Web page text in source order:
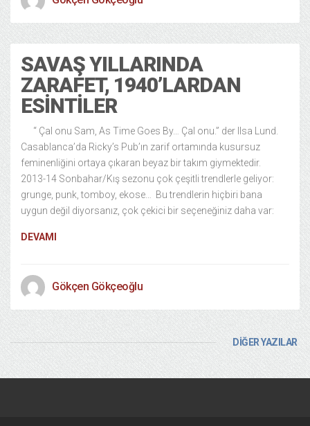
SAVAŞ YILLARINDA
ZARAFET, 1940’LARDAN
ESINTILER
“ Çal onu Sam, As Time Goes By… Çal onu.” der Ilsa Lund.
Casablanca’da Ricky’s Pub’ın zarif ortamında kusursuz
feminenliğini ortaya çıkaran beyaz bir takım giymektedir.
2013-14 Sonbahar/Kış sezonu çok çeşitli trendlerle geliyor:
grunge, punk, tomboy, ekose… Bu trendlerin hiçbiri bana
uygun değil diyorsanız, çok çekici bir seçeneğiniz daha var:
DEVAMI
Gökçen Gökçeoğlu
DİĞER YAZILAR